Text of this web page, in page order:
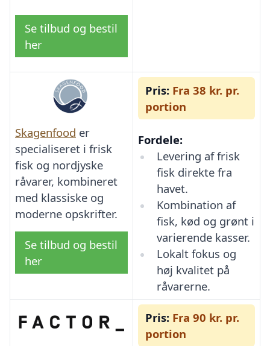
Se tilbud og bestil
her
Skagenfood er
specialiseret i frisk
fisk og nordjyske
råvarer, kombineret
med klassiske og
moderne opskrifter.
Se tilbud og bestil
her
Pris: Fra 38 kr. pr.
portion
Fordele:
Levering af frisk
fisk direkte fra
havet.
Kombination af
fisk, kød og grønt i
varierende kasser.
Lokalt fokus og
høj kvalitet på
råvarerne.
Pris: Fra 90 kr. pr.
portion